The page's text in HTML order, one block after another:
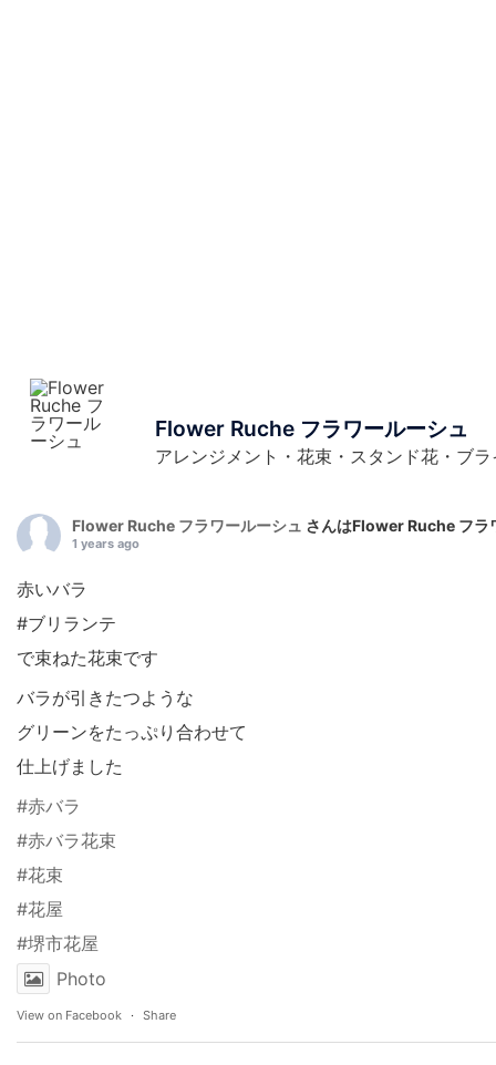
Flower Ruche フラワールーシュ
アレンジメント・花束・スタンド花・ブ
Flower Ruche フラワールーシュ さんはFlower Ruche フラ
1 years ago
赤いバラ
#ブリランテ
で束ねた花束です
バラが引きたつような
グリーンをたっぷり合わせて
仕上げました
#赤バラ
#赤バラ花束
#花束
#花屋
#堺市花屋
Photo
View on Facebook · Share